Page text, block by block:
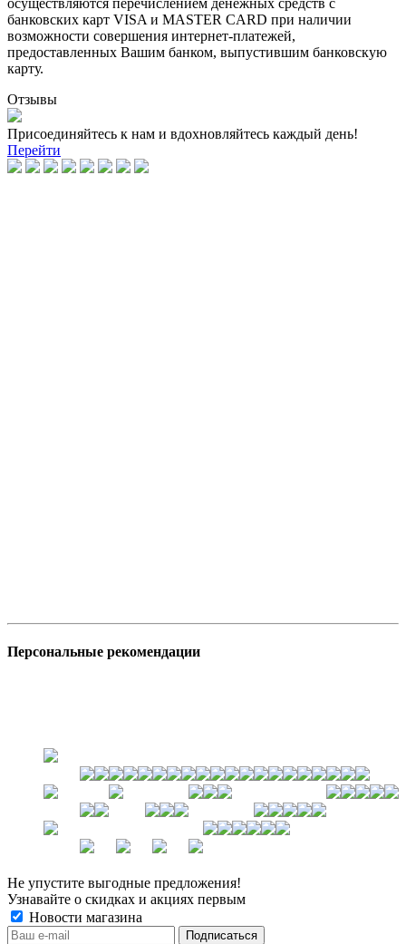
банковских карт VISA и MASTER CARD при наличии
возможности совершения интернет-платежей,
предоставленных Вашим банком, выпустившим банковскую
карту.
Отзывы
Присоединяйтесь к нам и вдохновляйтесь каждый день!
Перейти
Персональные рекомендации
Не упустите выгодные предложения!
Узнавайте о скидках и акциях первым
Новости магазина